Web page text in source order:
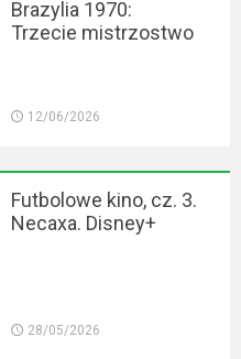
Brazylia 1970:
Trzecie mistrzostwo
12/06/2026
Futbolowe kino, cz. 3.
Necaxa. Disney+
28/05/2026